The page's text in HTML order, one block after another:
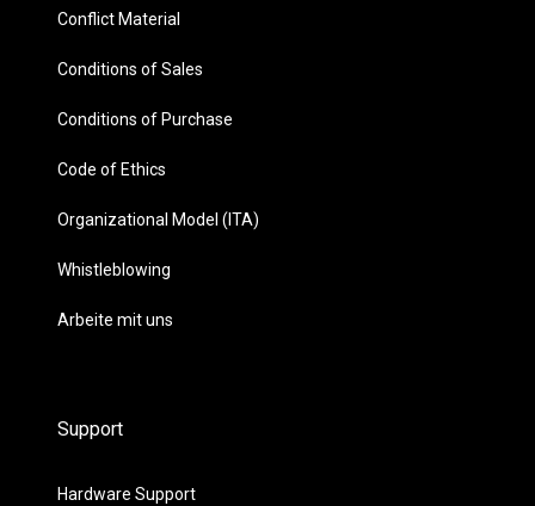
Conflict Material
Conditions of Sales
Conditions of Purchase
Code of Ethics
Organizational Model (ITA)
Whistleblowing
Arbeite mit uns
Support
Hardware Support